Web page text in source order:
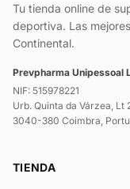
Tu tienda online de
deportiva. Las
Continental.
Prevpharma Unipessoal
NIF: 515978221
Urb. Quinta da Várzea, Lt
3040-380 Coimbra,
TIENDA